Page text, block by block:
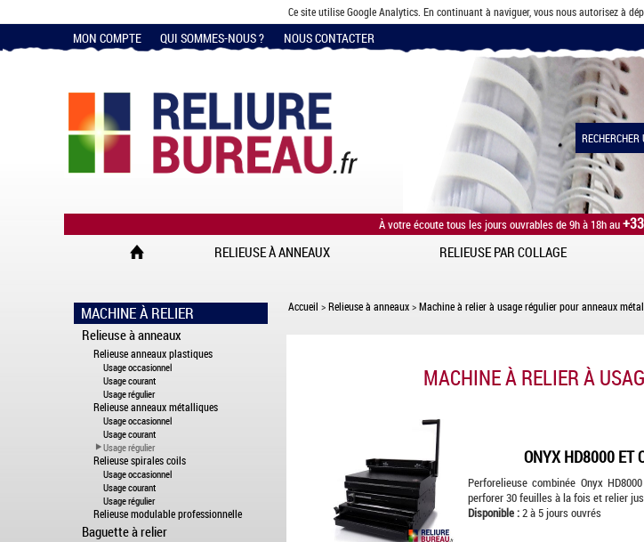
Ce site utilise Google Analytics. En continuant à naviguer, vous nous autorisez à
MON COMPTE QUI SOMMES-NOUS ? NOUS CONTACTER
À votre écoute tous les jours ouvrables de 9h à 18h au
RELIEUSE À ANNEAUX RELIEUSE PAR COLLAGE
MACHINE À RELIER
Relieuse à anneaux
Relieuse anneaux plastiques
Usage occasionnel
Usage courant
Usage régulier
Relieuse anneaux métalliques
Usage occasionnel
Usage courant
Usage régulier
Relieuse spirales coils
Usage occasionnel
Usage courant
Usage régulier
Relieuse modulable professionnelle
Baguette à relier
Accueil >Relieuse à anneaux>Machine à relier à usage régulier pour anneaux
MACHINE À RELIER À
ONYX HD8000 ET
Perforelieuse combinée Onyx
perforer 30 feuilles à la fois et relier
Disponible :2 à 5 jours ouvrés